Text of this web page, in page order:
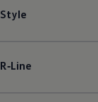
Style
R‑Line